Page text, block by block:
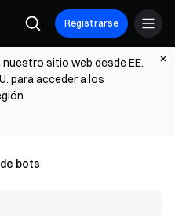
Registrarse
sitio web desde EE.
para acceder a los
bots